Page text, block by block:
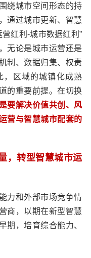
绕城市空间形态的持
通过城市更新、智慧
红利-城市数据红利”
无论是城市运营还是
制、数据归集、权责
，区域的城镇化成熟
的重要前提。在切换
要解决价值共创、风
营与智慧城市配套的
，转型智慧城市运
力和外部市场竞争情
商，以期在新型智慧
期，培育综合能力、